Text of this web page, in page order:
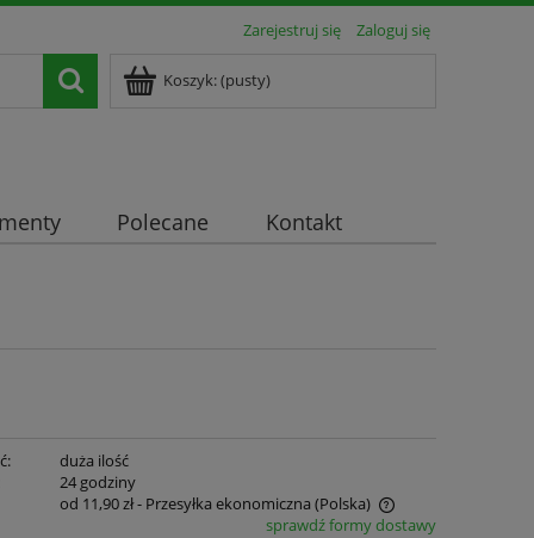
Zarejestruj się Zaloguj się
Koszyk:(pusty)
Polecane Kontakt
duża ilość
24 godziny
od 11,90 zł- Przesyłka ekonomiczna (Polska)
sprawdź formy dostawy